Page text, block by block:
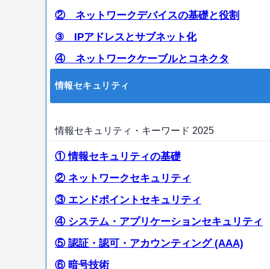
② ネットワークデバイスの基礎と役割
③ IPアドレスとサブネット化
④ ネットワークケーブルとコネクタ
情報セキュリティ
情報セキュリティ・キーワード 2025
① 情報セキュリティの基礎
② ネットワークセキュリティ
③ エンドポイントセキュリティ
④ システム・アプリケーションセキュリティ
⑤ 認証・認可・アカウンティング (AAA)
⑥ 暗号技術